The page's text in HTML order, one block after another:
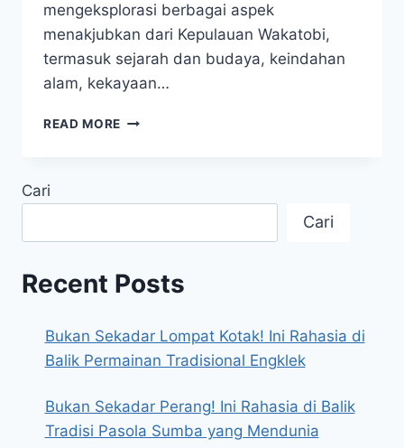
mengeksplorasi berbagai aspek
menakjubkan dari Kepulauan Wakatobi,
termasuk sejarah dan budaya, keindahan
alam, kekayaan…
READ MORE KEPULAUAN
LUAR
BIASA
Cari
Cari
Recent Posts
Bukan Sekadar Lompat Kotak! Ini Rahasia di
Balik Permainan Tradisional Engklek
Bukan Sekadar Perang! Ini Rahasia di Balik
Tradisi Pasola Sumba yang Mendunia